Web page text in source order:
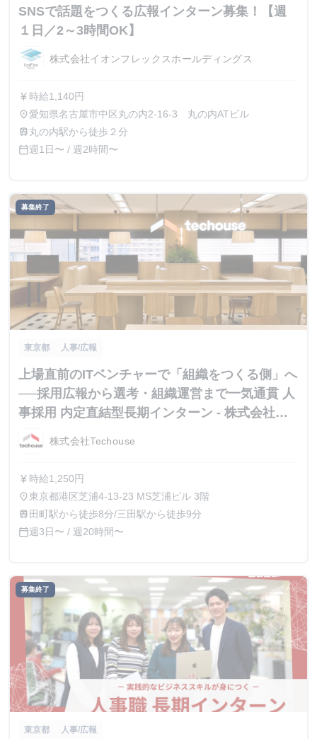
SNSで話題をつくる広報インターン募集！【週
１日／2～3時間OK】
株式会社イオンフレックスホールディングス
currency_yen 時給1,140円
place愛知県名古屋市中区丸の内2-16-3 丸の内ATビル
train 丸の内駅から徒歩２分
calendar_today週1日〜 / 週2時間〜
募集終了
東京都 人事/広報
上場直前のITベンチャーで「組織をつくる側」へ
──採用広報から選考・組織運営まで一気通貫 人
事採用 内定直結型長期インターン - 株式会社
Techouse
株式会社Techouse
currency_yen 時給1,250円
place東京都港区芝浦4-13-23 MS芝浦ビル 3階
train 田町駅から徒歩8分/三田駅から徒歩9分
calendar_today週3日〜 / 週20時間〜
募集終了
東京都 人事/広報